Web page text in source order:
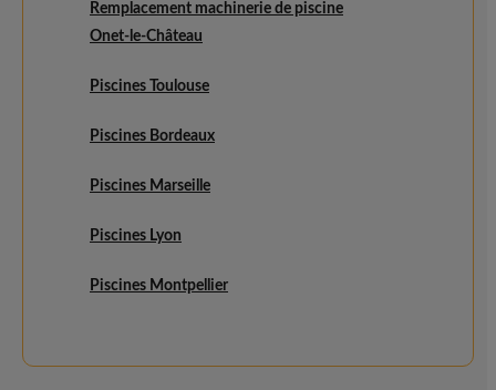
Remplacement machinerie de piscine
Onet-le-Château
Piscines Toulouse
Piscines Bordeaux
Piscines Marseille
Piscines Lyon
Piscines Montpellier